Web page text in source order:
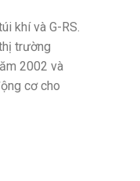
khí và G-RS.
trường
2002 và
cơ cho